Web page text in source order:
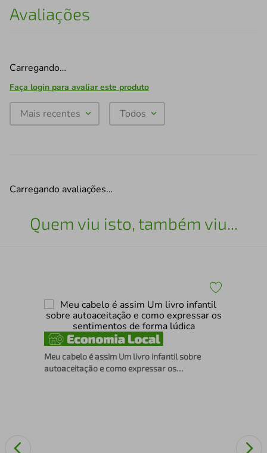
Avaliações
Carregando…
Faça login para avaliar este produto
Mais recentes Todos
Carregando avaliações…
Quem viu isto, também viu...
Meu cabelo é assim Um livro infantil sobre
autoaceitação e como expressar os